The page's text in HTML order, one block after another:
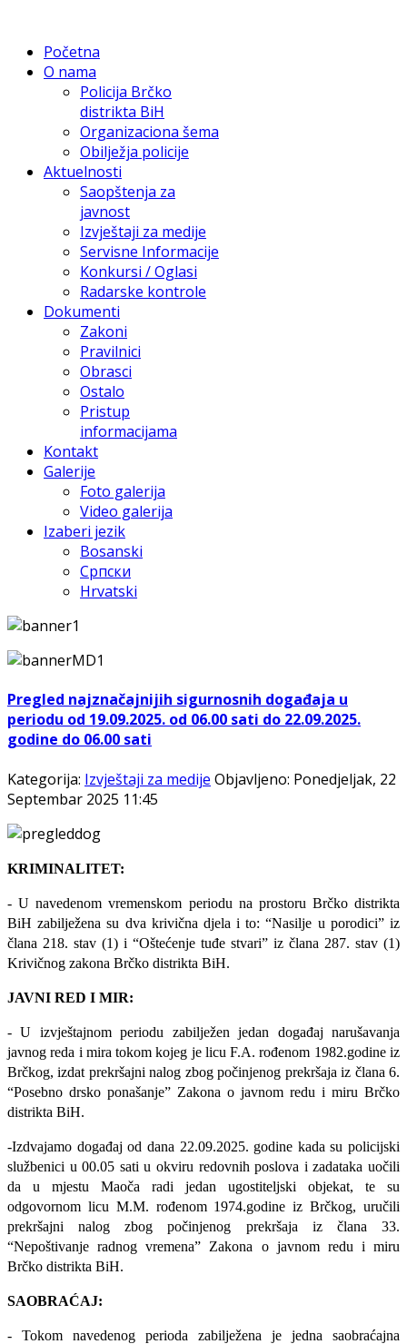
Početna
O nama
Policija Brčko
distrikta BiH
Organizaciona šema
Obilježja policije
Aktuelnosti
Saopštenja za
javnost
Izvještaji za medije
Servisne Informacije
Konkursi / Oglasi
Radarske kontrole
Dokumenti
Zakoni
Pravilnici
Obrasci
Ostalo
Pristup
informacijama
Kontakt
Galerije
Foto galerija
Video galerija
Izaberi jezik
Bosanski
Српски
Hrvatski
Pregled najznačajnijih sigurnosnih događaja u
periodu od 19.09.2025. od 06.00 sati do 22.09.2025.
godine do 06.00 sati
Kategorija: Izvještaji za medije Objavljeno: Ponedjeljak, 22
Septembar 2025 11:45
KRIMINALITET:
- U navedenom vremenskom periodu na prostoru Brčko distrikta
BiH zabilježena su dva krivična djela i to: “Nasilje u porodici” iz
člana 218. stav (1) i “Oštećenje tuđe stvari” iz člana 287. stav (1)
Krivičnog zakona Brčko distrikta BiH.
JAVNI RED I MIR:
- U izvještajnom periodu zabilježen jedan događaj narušavanja
javnog reda i mira tokom kojeg je licu F.A. rođenom 1982.godine iz
Brčkog, izdat prekršajni nalog zbog počinjenog prekršaja iz člana 6.
“Posebno drsko ponašanje” Zakona o javnom redu i miru Brčko
distrikta BiH.
-Izdvajamo događaj od dana 22.09.2025. godine kada su policijski
službenici u 00.05 sati u okviru redovnih poslova i zadataka uočili
da u mjestu Maoča radi jedan ugostiteljski objekat, te su
odgovornom licu M.M. rođenom 1974.godine iz Brčkog, uručili
prekršajni nalog zbog počinjenog prekršaja iz člana 33.
“Nepoštivanje radnog vremena” Zakona o javnom redu i miru
Brčko distrikta BiH.
SAOBRAĆAJ:
- Tokom navedenog perioda zabilježena je jedna saobraćajna